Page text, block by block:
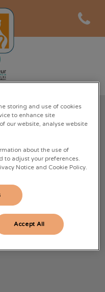
d'accueil de Clinique
Open
storing and use of cookies
to enhance site
our website, analyse website
about the use of
to adjust your preferences.
Notice and Cookie Policy.
Accept All